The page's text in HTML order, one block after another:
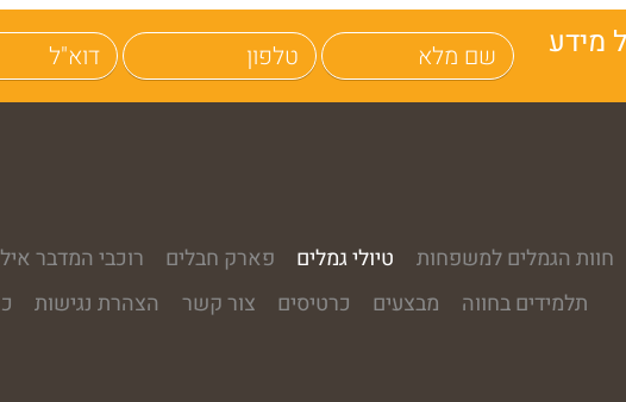
מידע
חוות הגמלים למשפחות טיולי גמלים פארק חבלים רוכבי המדבר
תלמידים בחווה
מבצעים כרטיסים צור קשר הצהרת נגישות